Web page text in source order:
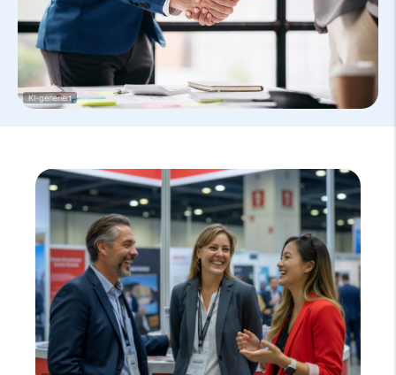
KI-generiert